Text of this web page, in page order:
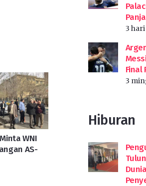
WNI
AS-
3
Final
3
Hiburan